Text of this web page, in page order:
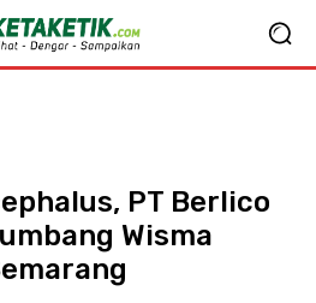
PT Berlico
Wisma